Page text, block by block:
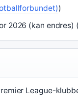
)
2026 (kan endres)
League-